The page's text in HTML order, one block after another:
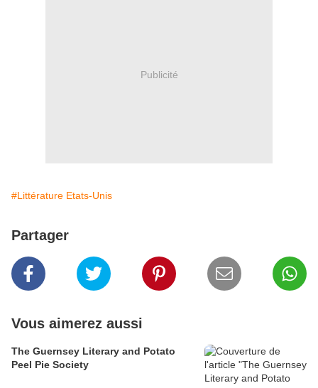
Publicité
#Littérature Etats-Unis
Partager
Vous aimerez aussi
The Guernsey Literary and Potato
Peel Pie Society